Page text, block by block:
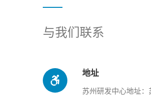
与我们联系
地址
苏州研发中心地址